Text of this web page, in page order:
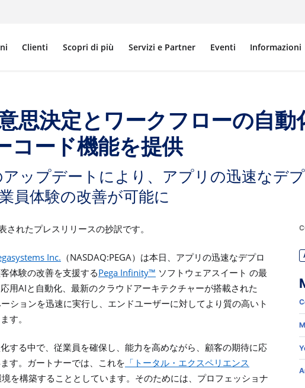
Clienti Scopri di più Servizi e Partner Eventi Informazioni
思決定とワークフローの自動
コード機能を提供
ップデートにより、アプリの迅速なデ
員体験の改善が可能に
されたプレスリリースの抄訳です。
Inc. （NASDAQ:PEGA）は本日、アプリの迅速なデプロ
体験の改善を支援するPega Infinity™ ソフトウェアスイート の最
用AIと自動化、最新のクラウドアーキテクチャーが搭載された
ションを迅速に実行し、エンドユーザーに対してより質の高いト
す。
する中で、従業員を確保し、能力を高めながら、顧客の期待に応
す。ガートナーでは、これを 「トータル・エクスペリエンス
を構築することとしています。そのためには、プロフェッショナ